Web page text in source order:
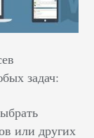
задач:
или других